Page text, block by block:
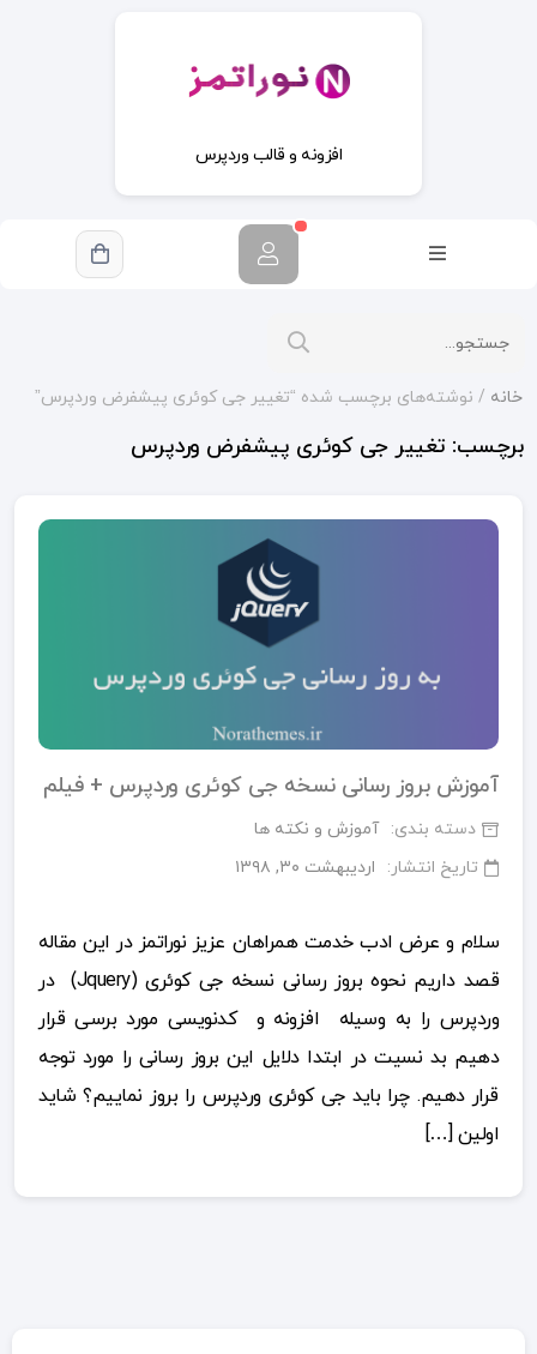
افزونه و قالب وردپرس
خانه / نوشته‌های برچسب شده “تغییر جی کوئری پیشفرض وردپرس”
برچسب: تغییر جی کوئری پیشفرض وردپرس
آموزش بروز رسانی نسخه جی کوئری وردپرس + فیلم
دسته بندی: آموزش و نکته ها
تاریخ انتشار:
اردیبهشت ۳۰, ۱۳۹۸
سلام و عرض ادب خدمت همراهان عزیز نوراتمز در این مقاله
قصد داریم نحوه بروز رسانی نسخه جی کوئری (Jquery) در
وردپرس را به وسیله افزونه و کدنویسی مورد برسی قرار
دهیم بد نسیت در ابتدا دلایل این بروز رسانی را مورد توجه
قرار دهیم. چرا باید جی کوئری وردپرس را بروز نماییم؟ شاید
اولین […]